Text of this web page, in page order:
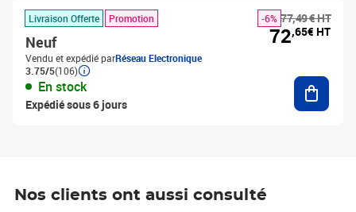
Livraison Offerte Promotion
Neuf
Vendu et expédié parRéseau Electronique
3.75/5(106)
En stock
Expédié sous 6 jours
77,49 € HT
-6%
72,65€ HT
Nos clients ont aussi consulté